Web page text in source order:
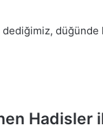
dediğimiz,
Hadisler